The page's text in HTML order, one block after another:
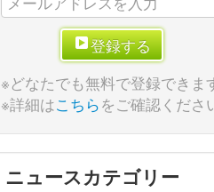
登録する
※どなたでも無料で登録できま
※詳細はこちらをご確認くださ
ニュースカテゴリー